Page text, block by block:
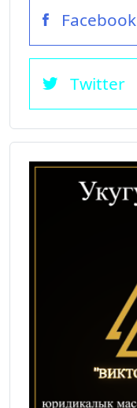
Facebook
Twitter